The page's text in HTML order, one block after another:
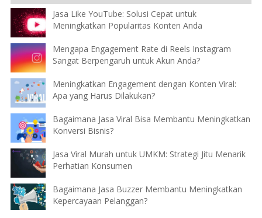
Jasa Like YouTube: Solusi Cepat untuk
Meningkatkan Popularitas Konten Anda
Mengapa Engagement Rate di Reels Instagram
Sangat Berpengaruh untuk Akun Anda?
Meningkatkan Engagement dengan Konten Viral:
Apa yang Harus Dilakukan?
Bagaimana Jasa Viral Bisa Membantu Meningkatkan
Konversi Bisnis?
Jasa Viral Murah untuk UMKM: Strategi Jitu Menarik
Perhatian Konsumen
Bagaimana Jasa Buzzer Membantu Meningkatkan
Kepercayaan Pelanggan?